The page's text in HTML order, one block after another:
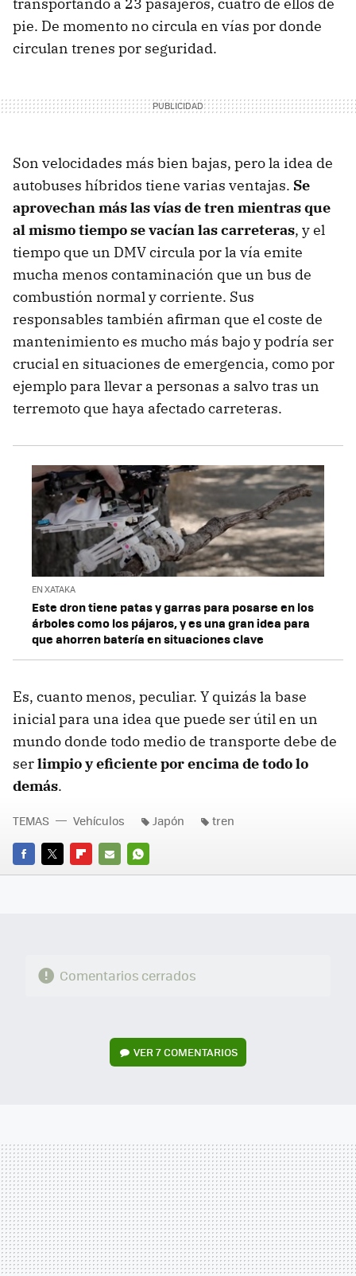
pie. De momento no circula en vías por donde
circulan trenes por seguridad.
Son velocidades más bien bajas, pero la idea de
autobuses híbridos tiene varias ventajas. Se
aprovechan más las vías de tren mientras que
al mismo tiempo se vacían las carreteras, y el
tiempo que un DMV circula por la vía emite
mucha menos contaminación que un bus de
combustión normal y corriente. Sus
responsables también afirman que el coste de
mantenimiento es mucho más bajo y podría ser
crucial en situaciones de emergencia, como por
ejemplo para llevar a personas a salvo tras un
terremoto que haya afectado carreteras.
EN XATAKA
Este dron tiene patas y garras para posarse en los
árboles como los pájaros, y es una gran idea para
que ahorren batería en situaciones clave
Es, cuanto menos, peculiar. Y quizás la base
inicial para una idea que puede ser útil en un
mundo donde todo medio de transporte debe de
serlimpio y eficiente por encima de todo lo
demás.
FACEBOOK
TWITTERFLIPBOARD
E-
WHATSAPP
TEMAS Vehículos Japón tren
Comentarios cerrados
VER7 COMENTARIOS